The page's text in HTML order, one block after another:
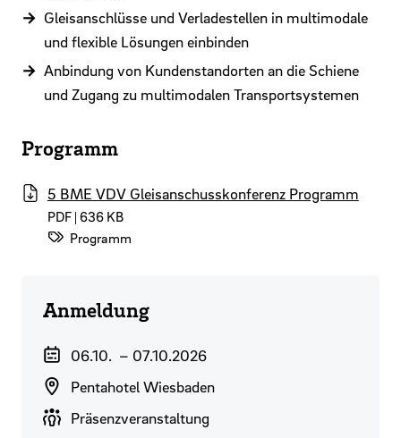
Gleisanschlüsse und Verladestellen in multimodale
und flexible Lösungen einbinden
Anbindung von Kundenstandorten an die Schiene
und Zugang zu multimodalen Transportsystemen
Programm
5 BME VDV Gleisanschusskonferenz Programm
PDF | 636 KB
Datei-Kategorie:
Programm
Anmeldung
Veranstaltungszeitraum
06.10. – 07.10.2026
Veranstaltungsort
Pentahotel Wiesbaden
Durchführungsart
Präsenzveranstaltung